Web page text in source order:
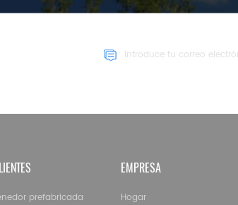
prefabricada
EMPRESA
Hogar